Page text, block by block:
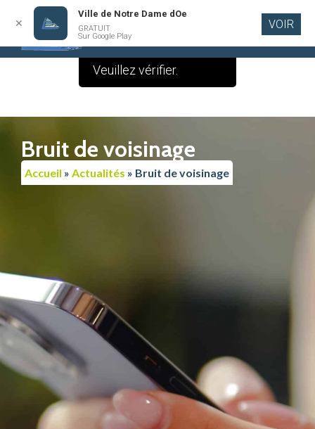
contenu
Bruit de voisinage
Accueil » Actualités » Bruit de voisinage
✕
Ville de Notre Dame dOe
GRATUIT
Sur Google Play
VOIR
Le contenu de cette
publication est vide.
Veuillez vérifier.